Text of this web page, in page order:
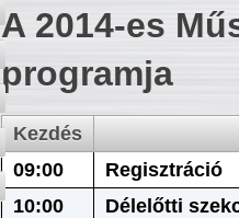
A 2014-es
programja
Kezdés
09:00
Regisztráció
10:00
Délelőtti